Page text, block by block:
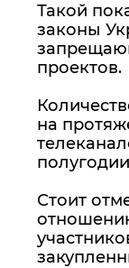
Такой
законы
проектов.
на
Стоит